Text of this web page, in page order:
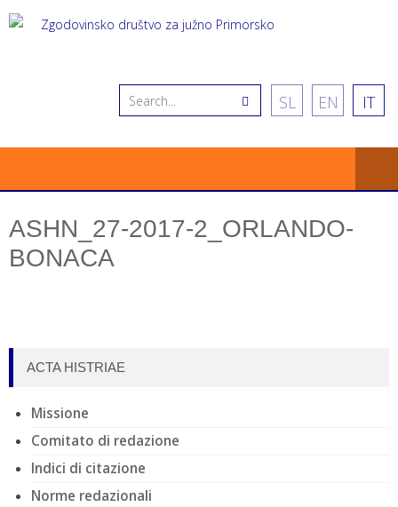
SL EN IT
ASHN_27-2017-2_ORLANDO-
BONACA
ACTA HISTRIAE
Missione
Comitato di redazione
Indici di citazione
Norme redazionali